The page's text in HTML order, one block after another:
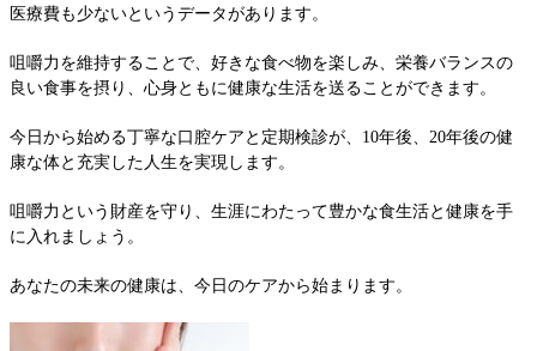
医療費も少ないというデータがあります。
咀嚼力を維持することで、好きな食べ物を楽しみ、栄養バランスの
良い食事を摂り、心身ともに健康な生活を送ることができます。
今日から始める丁寧な口腔ケアと定期検診が、10年後、20年後の健
康な体と充実した人生を実現します。
咀嚼力という財産を守り、生涯にわたって豊かな食生活と健康を手
に入れましょう。
あなたの未来の健康は、今日のケアから始まります。